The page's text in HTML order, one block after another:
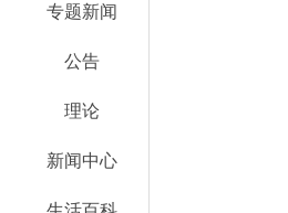
专题新闻
公告
理论
新闻中心